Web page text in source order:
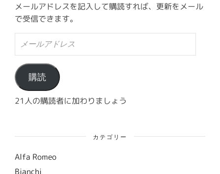
メールアドレスを記入して購読すれば、更新をメール
で受信できます。
ル
ア
ド
レ
ス
購読
21人の購読者に加わりましょう
カテゴリー
Alfa Romeo
Bianchi